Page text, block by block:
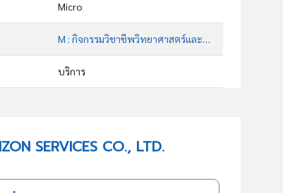
Micro
M : กิจกรรมวิชาชีพวิทยาศาสตร์และกิจกรรมทาง วิชาการ
บริการ
SERVICES CO., LTD.